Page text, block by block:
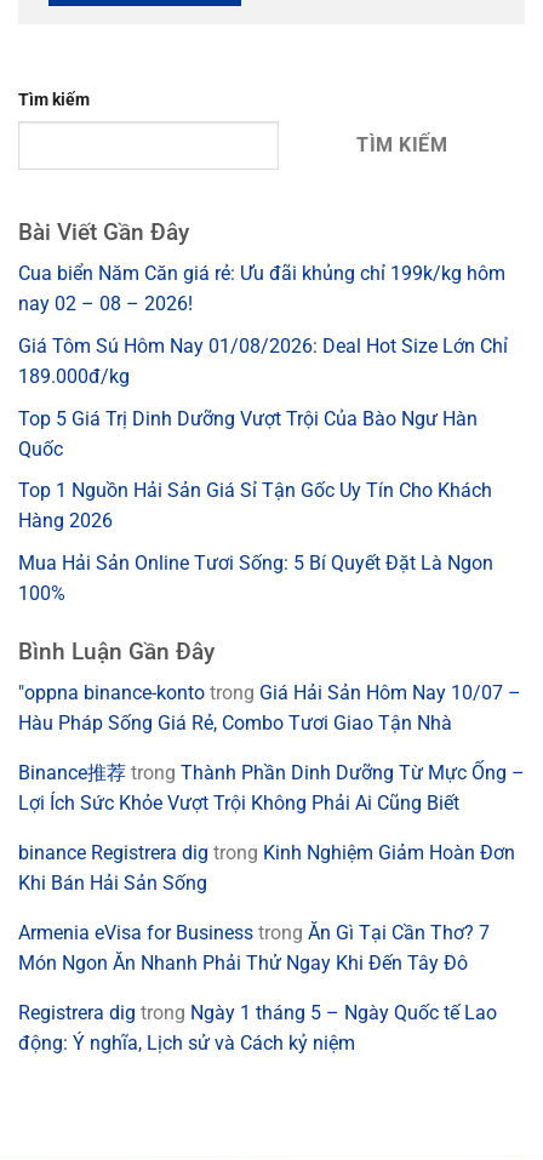
Tìm kiếm
TÌM KIẾM
Bài Viết Gần Đây
Cua biển Năm Căn giá rẻ: Ưu đãi khủng chỉ 199k/kg hôm
nay 02 – 08 – 2026!
Giá Tôm Sú Hôm Nay 01/08/2026: Deal Hot Size Lớn Chỉ
189.000đ/kg
Top 5 Giá Trị Dinh Dưỡng Vượt Trội Của Bào Ngư Hàn
Quốc
Top 1 Nguồn Hải Sản Giá Sỉ Tận Gốc Uy Tín Cho Khách
Hàng 2026
Mua Hải Sản Online Tươi Sống: 5 Bí Quyết Đặt Là Ngon
100%
Bình Luận Gần Đây
"oppna binance-konto trong Giá Hải Sản Hôm Nay 10/07 –
Hàu Pháp Sống Giá Rẻ, Combo Tươi Giao Tận Nhà
Binance推荐 trong Thành Phần Dinh Dưỡng Từ Mực Ống –
Lợi Ích Sức Khỏe Vượt Trội Không Phải Ai Cũng Biết
binance Registrera dig trong Kinh Nghiệm Giảm Hoàn Đơn
Khi Bán Hải Sản Sống
Armenia eVisa for Business trong Ăn Gì Tại Cần Thơ? 7
Món Ngon Ăn Nhanh Phải Thử Ngay Khi Đến Tây Đô
Registrera dig trong Ngày 1 tháng 5 – Ngày Quốc tế Lao
động: Ý nghĩa, Lịch sử và Cách kỷ niệm